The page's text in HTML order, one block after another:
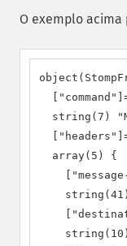
O exemplo
string(7)
  array(5) {